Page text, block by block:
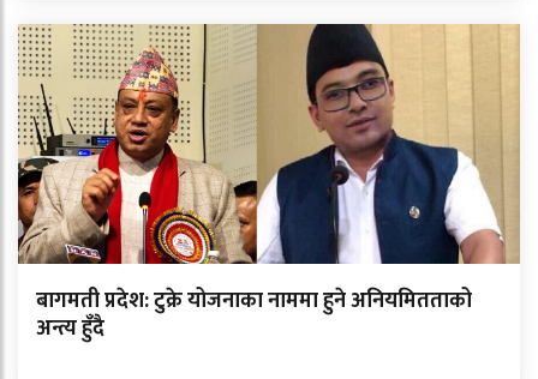
बागमती प्रदेश: टुक्रे योजनाका नाममा हुने अनियमितताको
अन्त्य हुँदै